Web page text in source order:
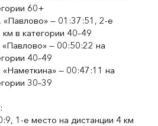
60+
«Павлово» — 01:37:51, 2-е
в категории 40–49
— 00:50:22 на
40–49
— 00:47:11 на
30–39
1-е место на дистанции 4 км